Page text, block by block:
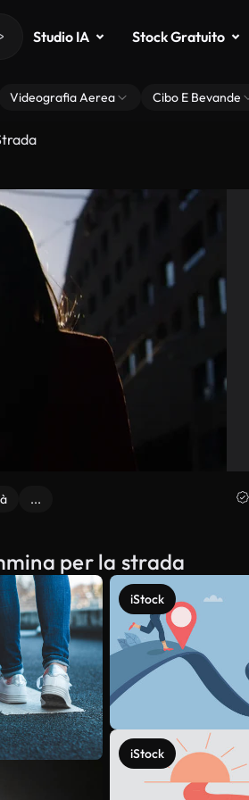
Studio IA Stock Gratuito
Videografia Aerea Cibo E Bevande
...
per la strada
iStock
iStock